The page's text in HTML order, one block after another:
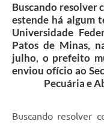
Buscando resolver
estende há algum
Universidade
Patos de Minas,
julho, o prefeito
enviou ofício ao
Pecuária e
Buscando resolver